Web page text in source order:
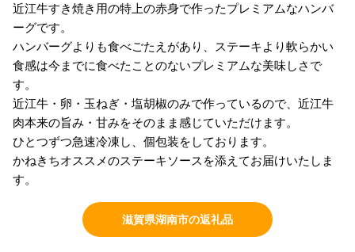
近江牛すき焼き用の特上の赤身で作ったプレミアムなハンバ
ーグです。
ハンバーグよりも食べごたえがあり、ステーキより軟らかい
食感は今までに食べたことのないプレミアムな美味しさで
す。
近江牛・卵・玉ねぎ・塩胡椒のみで作っているので、近江牛
肉本来の旨み・甘みをそのまま感じていただけます。
ひとつずつ急速冷凍し、個包装をしております。
かねきちオススメのステーキソースを添えてお届けいたしま
す。
滋賀県湖南市の返礼品